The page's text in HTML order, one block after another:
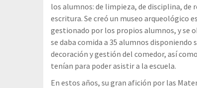
los alumnos: de limpieza, de disciplina, de
escritura. Se creó un museo arqueológico
gestionado por los propios alumnos, y se
se daba comida a 35 alumnos disponiendo
decoración y gestión del comedor, así
tenían para poder asistir a la escuela.
En estos años, su gran afición por las